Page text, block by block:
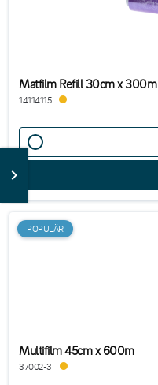
Matfilm Refill 30cm x 300m
14114115
POPULÄR
Multifilm 45cm x 600m
37002-3